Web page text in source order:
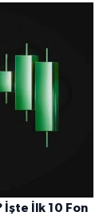
İşte İlk 10 Fon